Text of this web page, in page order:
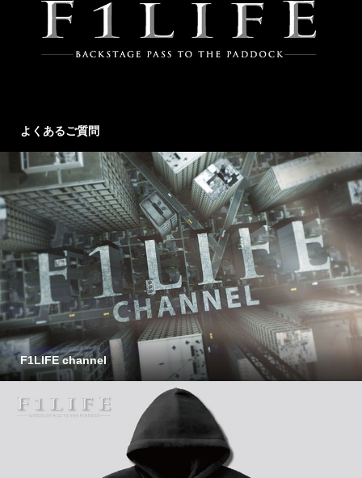
よくあるご質問
F1LIFE channel